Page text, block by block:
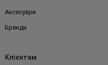
Аксесуари
Бренди
Клієнтам